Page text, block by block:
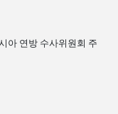
아 연방 수사위원회 주